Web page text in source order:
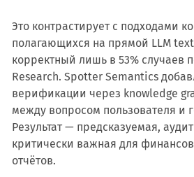
Это контрастирует с подходами
полагающихся на прямой LLM
корректный лишь в 53% случаев
Research. Spotter Semantics
верификации через knowledge
между вопросом пользователя и
Результат — предсказуемая,
критически важная для
отчётов.